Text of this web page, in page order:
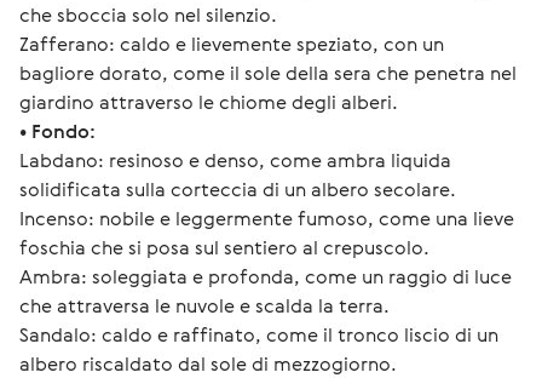
che sboccia solo nel silenzio.
Zafferano: caldo e lievemente speziato, con un
bagliore dorato, come il sole della sera che penetra nel
giardino attraverso le chiome degli alberi.
• Fondo:
Labdano: resinoso e denso, come ambra liquida
solidificata sulla corteccia di un albero secolare.
Incenso: nobile e leggermente fumoso, come una lieve
foschia che si posa sul sentiero al crepuscolo.
Ambra: soleggiata e profonda, come un raggio di luce
che attraversa le nuvole e scalda la terra.
Sandalo: caldo e raffinato, come il tronco liscio di un
albero riscaldato dal sole di mezzogiorno.